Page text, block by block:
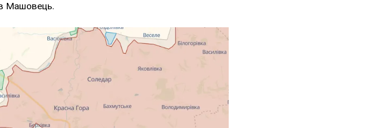
Машовець.